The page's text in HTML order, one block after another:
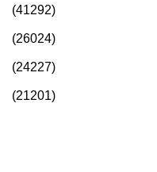
(41292)
(26024)
(24227)
(21201)